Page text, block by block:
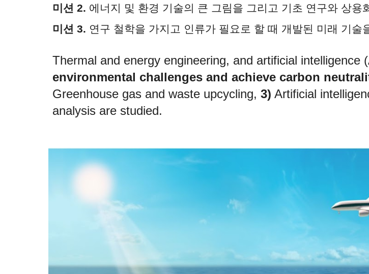
미션 2. 에너지 및 환경 기술의 큰 그림을 그리고 기초 연구와 상용
미션 3. 연구 철학을 가지고 인류가 필요로 할 때 개발된 미래 기술
Thermal and energy engineering, and artificial intelligence
environmental challenges and achieve carbon
Greenhouse gas and waste upcycling, 3) Artificial
analysis are studied.